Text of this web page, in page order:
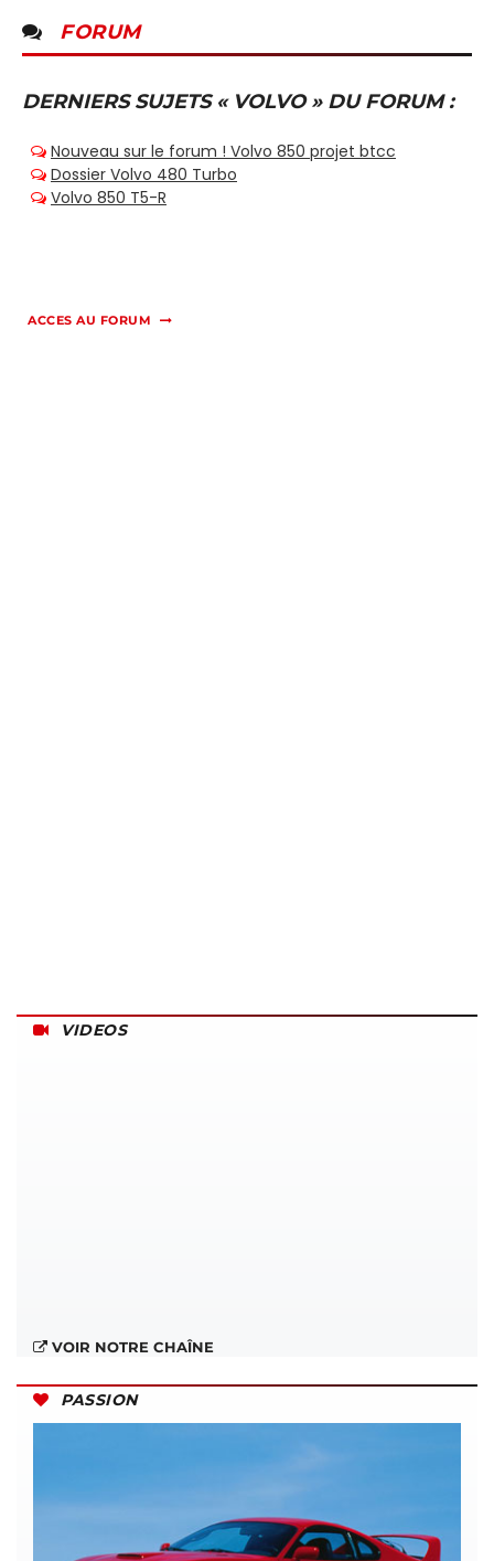
FORUM
DERNIERS SUJETS « VOLVO » DU FORUM :
ACCES AU FORUM
VIDEOS
VOIR NOTRE CHAÎNE
PASSION